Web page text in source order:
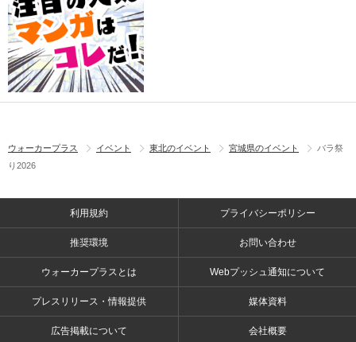
ウォーカープラス イベント 東北のイベント 宮城県のイベント
バラ祭
り2026
利用規約 プライバシーポリシー
推奨環境 お問い合わせ
ウォーカープラスとは Webプッシュ通知について
プレスリリース・情報提供 媒体資料
広告掲載について 会社概要